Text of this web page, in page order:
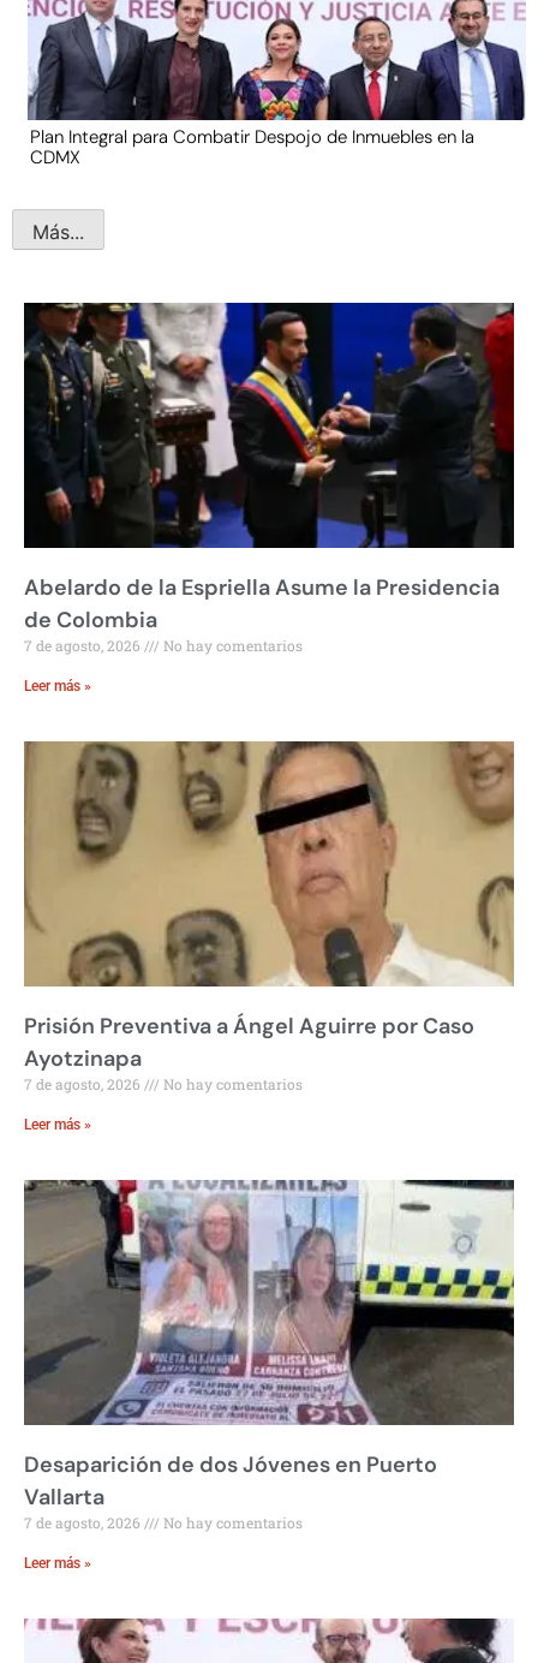
Plan Integral para Combatir Despojo de Inmuebles en la
CDMX
Más...
Abelardo de la Espriella Asume la Presidencia
de Colombia
7 de agosto, 2026 No hay comentarios
Leer más »
Prisión Preventiva a Ángel Aguirre por Caso
Ayotzinapa
7 de agosto, 2026 No hay comentarios
Leer más »
Desaparición de dos Jóvenes en Puerto
Vallarta
7 de agosto, 2026 No hay comentarios
Leer más »